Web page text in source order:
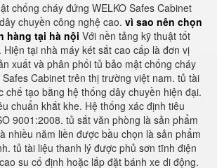
chống cháy đứng WELKO Safes Cabinet
chuyền công nghệ cao. vì sao nên chọn
hàng tại hà nội Với nền tảng kỹ thuật tốt
tại nhà máy két sắt cao cấp là đơn vị
xuất và phân phối tủ bảo mật chống cháy
Safes Cabinet trên thị trường việt nam. tủ tài
chế tạo bằng hệ thống dây chuyền hiện đại.
chuẩn khắt khe. Hệ thống xác định tiêu
9001:2008. tủ sắt văn phòng là sản phẩm
nhiều năm liền được bầu chọn là sản phẩm
tủ tài liệu thanh lý được phủ sơn tĩnh điện
su cố định hoặc lắp đặt bánh xe di động.